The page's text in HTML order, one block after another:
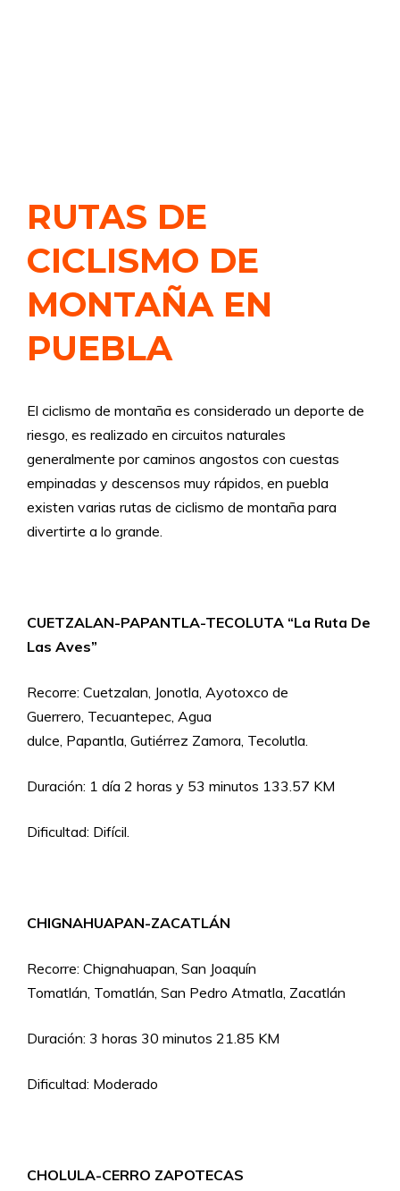
RUTAS DE
CICLISMO DE
MONTAÑA EN
PUEBLA
El ciclismo de montaña es considerado un deporte de
riesgo, es realizado en circuitos naturales
generalmente por caminos angostos con cuestas
empinadas y descensos muy rápidos, en puebla
existen varias rutas de ciclismo de montaña para
divertirte a lo grande.
CUETZALAN-PAPANTLA-TECOLUTA “La Ruta De
Las Aves”
Recorre: Cuetzalan, Jonotla, Ayotoxco de
Guerrero, Tecuantepec, Agua
dulce, Papantla, Gutiérrez Zamora, Tecolutla.
Duración: 1 día 2 horas y 53 minutos 133.57 KM
Dificultad: Difícil.
CHIGNAHUAPAN-ZACATLÁN
Recorre: Chignahuapan, San Joaquín
Tomatlán, Tomatlán, San Pedro Atmatla, Zacatlán
Duración: 3 horas 30 minutos 21.85 KM
Dificultad: Moderado
CHOLULA-CERRO ZAPOTECAS